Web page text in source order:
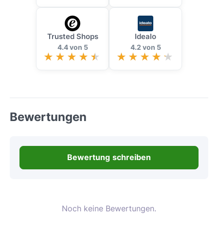
Trusted Shops
4.4 von 5
Idealo
4.2 von 5
Bewertungen
Bewertung schreiben
Noch keine Bewertungen.